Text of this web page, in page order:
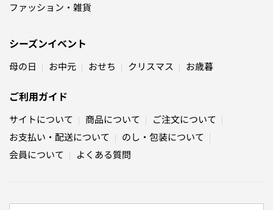
ファッション・雑貨
シーズンイベント
母の日 お中元 おせち クリスマス お歳暮
ご利用ガイド
サイトについて 商品について
ご注文について
お支払い・配送について
のし・包装について
会員について
よくある質問